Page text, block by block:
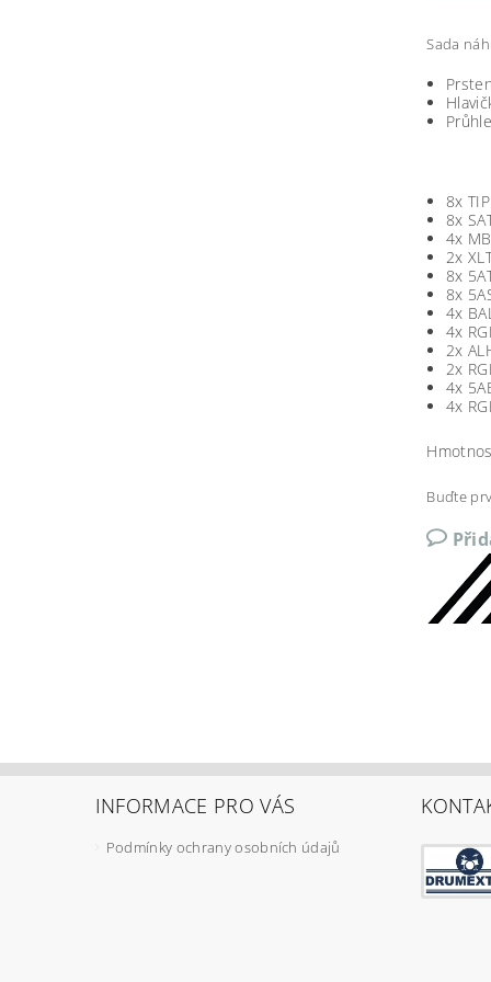
Sada
8x TIP
8x
4x
2x
8x
8x
4x
4x
2x
2x
4x
4x
Buďte
INFORMACE PRO VÁS
Podmínky ochrany osobních údajů